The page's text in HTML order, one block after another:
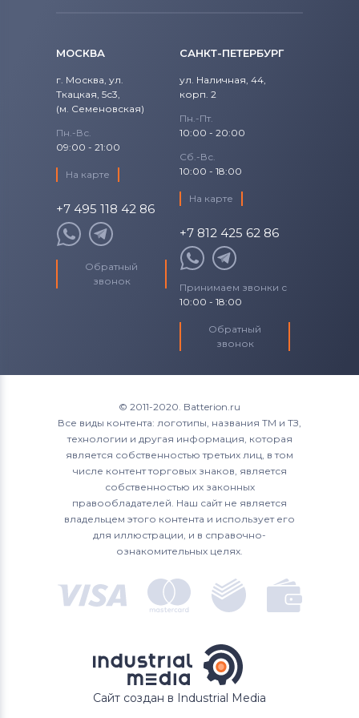
Аккумуляторы для ноутбуков
Machenike
Аккумуляторы для ноутбуковClevo
Аккумуляторы для ноутбуковSony
Аккумуляторы для ноутбуков
Fujitsu-Siemens
Аккумуляторы для ноутбуков
Аккумуляторы для ноутбуков
Аккумуляторы для ноутбуков
Аккумуляторы для ноутбуков Acer
Аккумуляторы для ноутбуков Asus
Аккумуляторы для ноутбуков
Alienware
Precision 15
Studio
Studio 14
Venue
Vostro
XPS 15
1525
1526
1545
1564
1721
1764
3043
МОСКВА
г. Москва, ул.
Ткацкая, 5с3,
(м. Семеновская)
Пн.-Вс.
09:00 - 21:00
На карте
+7 495 118 42 86
Обратный
звонок
САНКТ-ПЕТЕРБУРГ
ул. Наличная, 44,
корп. 2
Пн.-Пт.
10:00 - 20:00
Сб.-Вс.
10:00 - 18:00
На карте
+7 812 425 62 86
Принимаем звонки с
10:00 - 18:00
Обратный
звонок
© 2011-2020. Batterion.ru
Все виды контента: логотипы, названия ТМ и ТЗ,
технологии и другая информация, которая
является собственностью третьих лиц, в том
числе контент торговых знаков, является
собственностью их законных
правообладателей. Наш сайт не является
владельцем этого контента и использует его
для иллюстрации, и в справочно-
ознакомительных целях.
Сайт создан в Industrial Media